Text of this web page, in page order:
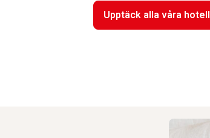
Upptäck alla våra hotell